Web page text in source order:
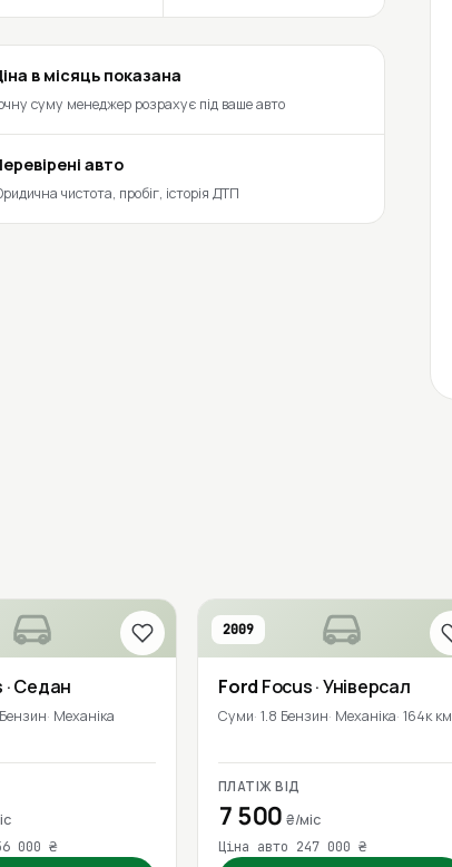
в місяць показана
суму менеджер розрахує під ваше авто
авто
чистота, пробіг, історія ДТП
· Седан
Механіка
000 ₴
2009
Ford Focus· Універсал
Суми 1.8 Бензин Механіка 164к км
ПЛАТІЖ ВІД
7 500₴/міс
Ціна авто 247 000 ₴